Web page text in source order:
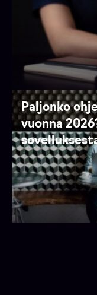
Paljonko
vuonna